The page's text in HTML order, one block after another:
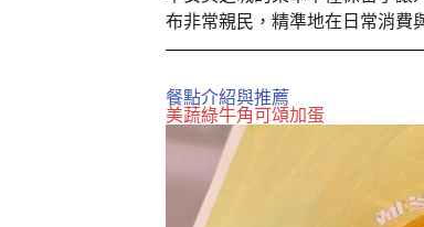
布非常親民，精準地在日常消費
餐點介紹與推薦
美蔬綠牛角可頌加蛋